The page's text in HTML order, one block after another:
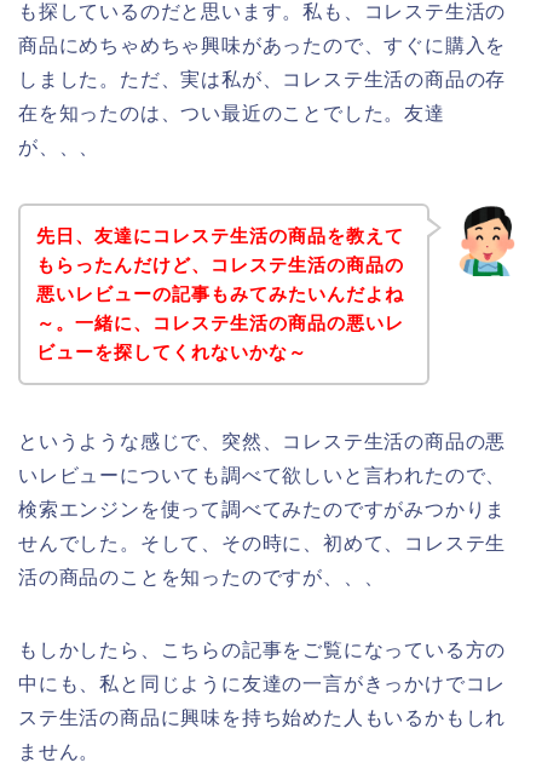
も探しているのだと思います。私も、コレステ生活の
商品にめちゃめちゃ興味があったので、すぐに購入を
しました。ただ、実は私が、コレステ生活の商品の存
在を知ったのは、つい最近のことでした。友達
が、、、
先日、友達にコレステ生活の商品を教えて
もらったんだけど、コレステ生活の商品の
悪いレビューの記事もみてみたいんだよね
～。一緒に、コレステ生活の商品の悪いレ
ビューを探してくれないかな～
というような感じで、突然、コレステ生活の商品の悪
いレビューについても調べて欲しいと言われたので、
検索エンジンを使って調べてみたのですがみつかりま
せんでした。そして、その時に、初めて、コレステ生
活の商品のことを知ったのですが、、、
もしかしたら、こちらの記事をご覧になっている方の
中にも、私と同じように友達の一言がきっかけでコレ
ステ生活の商品に興味を持ち始めた人もいるかもしれ
ません。